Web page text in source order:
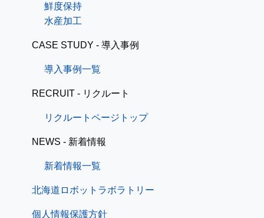
鮮度保持
水産加工
CASE STUDY - 導入事例
導入事例一覧
RECRUIT - リクルート
リクルートページトップ
NEWS - 新着情報
新着情報一覧
北海道ロボットラボラトリー
個人情報保護方針